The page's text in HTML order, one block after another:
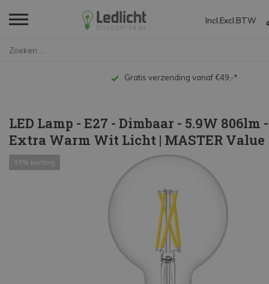
Incl. Excl. BTW
Gratis verzending vanaf €49,-*
LED Lamp - E27 - Dimbaar - 5.9W 806lm
Extra Warm Wit Licht | MASTER Value
33% korting